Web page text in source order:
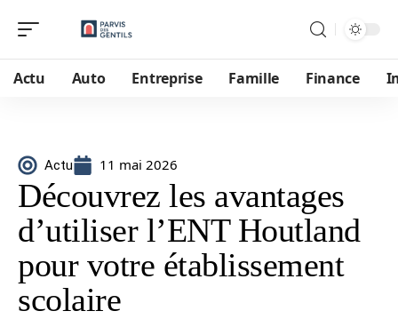
Actu Auto Entreprise Famille Finance
Actu 11 mai 2026
Découvrez les avantages
d’utiliser l’ENT Houtland
pour votre établissement
scolaire